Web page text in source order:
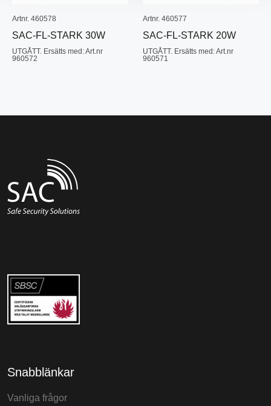
Artnr. 460578
SAC-FL-STARK 30W
UTGÅTT. Ersätts med: Art.nr
960572
Artnr. 460577
SAC-FL-STARK 20W
UTGÅTT. Ersätts med: Art.nr
960571
Snabblänkar
Vanliga frågor